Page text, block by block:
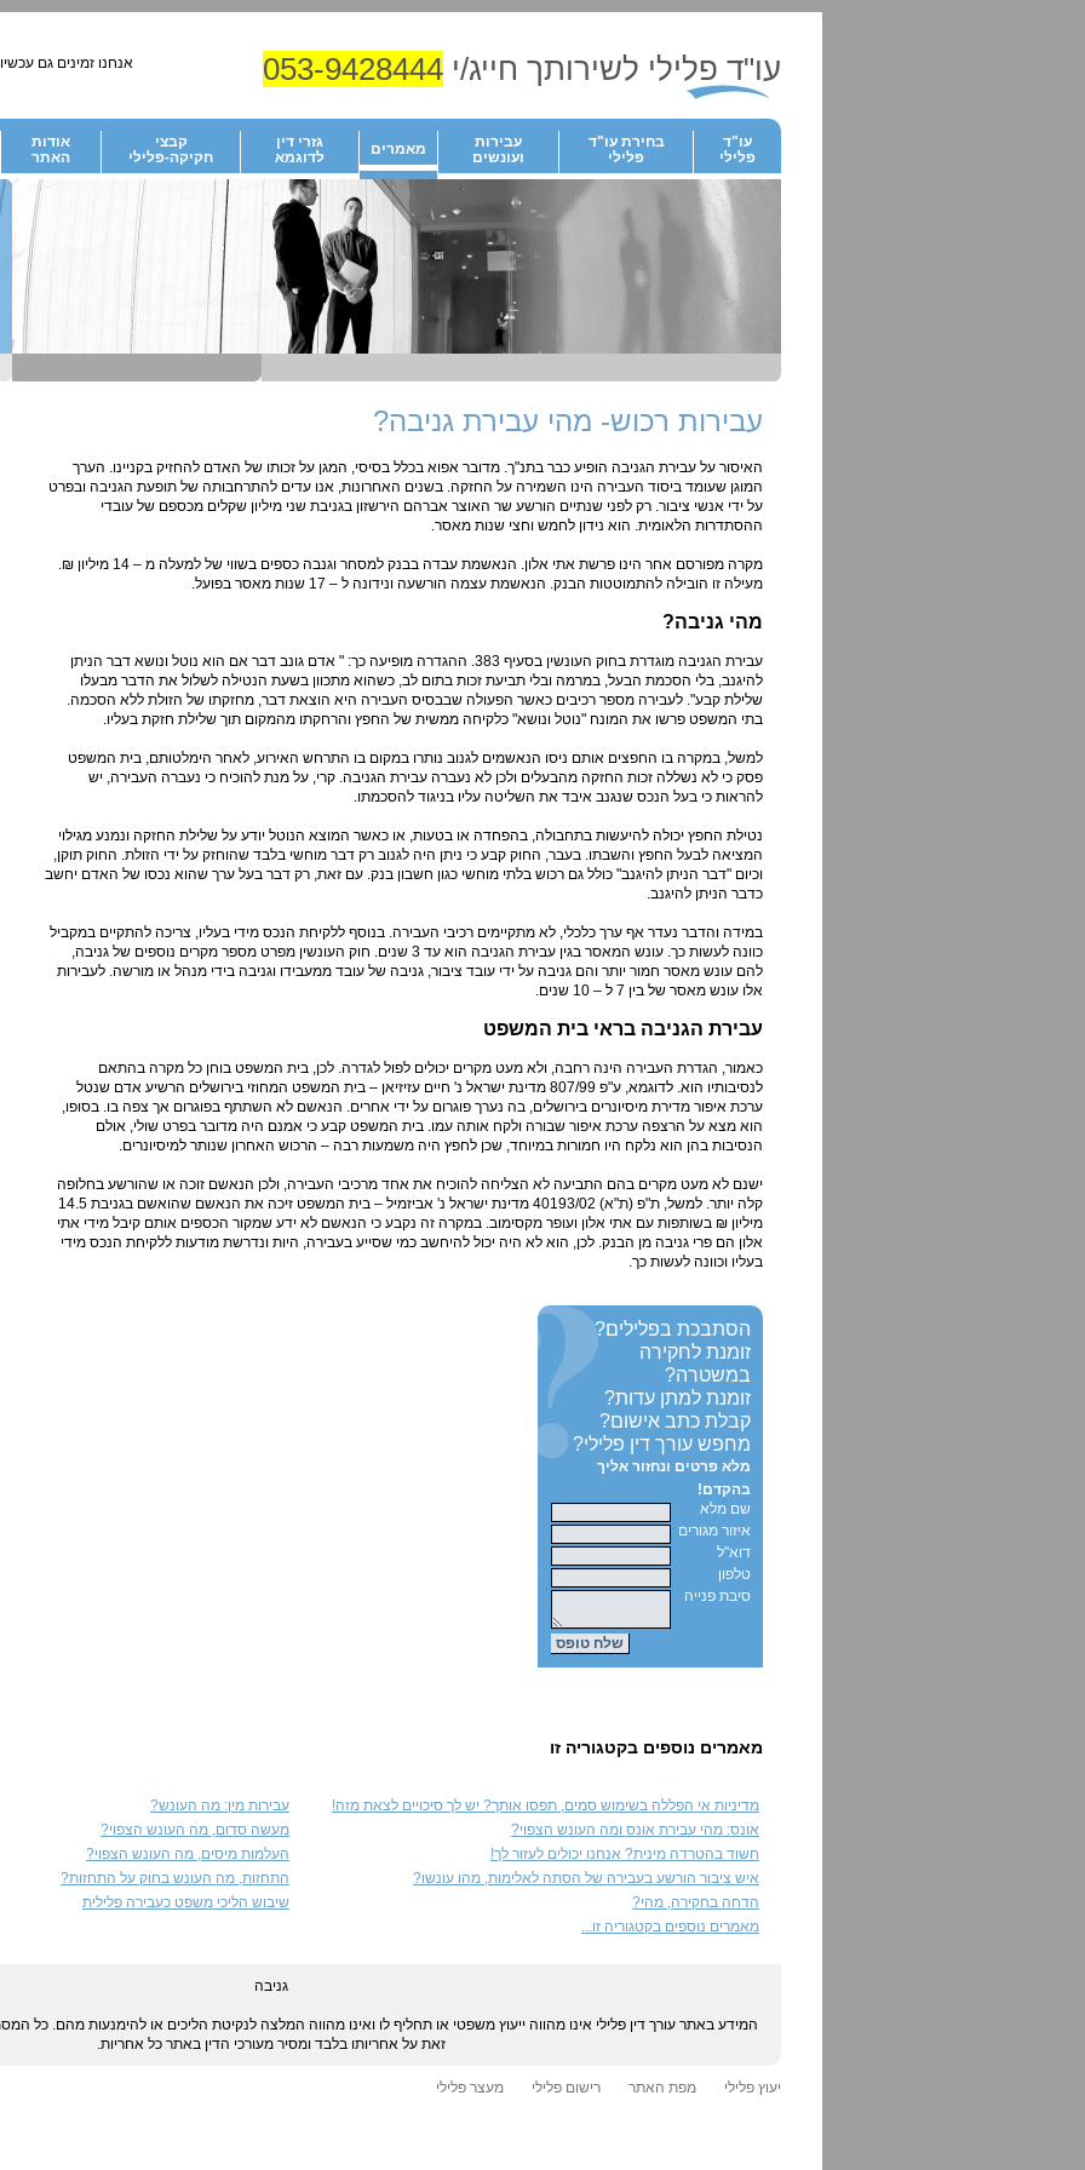
עו"ד פלילי לשירותך חייג/י 053-9428444 אנחנו זמינים גם
עו"ד
פלילי
בחירת עו"ד
פלילי
עבירות
ועונשים
מאמרים
גזרי דין
לדוגמא
קבצי
חקיקה-פלילי
אודות
האתר
עבירות רכוש- מהי עבירת גניבה?
האיסור על עבירת הגניבה הופיע כבר בתנ"ך. מדובר אפוא בכלל בסיסי, המגן על זכותו של האדם להחזיק בקניינו. הערך
המוגן שעומד ביסוד העבירה הינו השמירה על החזקה. בשנים האחרונות, אנו עדים להתרחבותה של תופעת הגניבה ובפרט
על ידי אנשי ציבור. רק לפני שנתיים הורשע שר האוצר אברהם הירשזון בגניבת שני מיליון שקלים מכספם של עובדי
ההסתדרות הלאומית. הוא נידון לחמש וחצי שנות מאסר.
מקרה מפורסם אחר הינו פרשת אתי אלון. הנאשמת עבדה בבנק למסחר וגנבה כספים בשווי של למעלה מ – 14 מיליון ₪.
מעילה זו הובילה להתמוטטות הבנק. הנאשמת עצמה הורשעה ונידונה ל – 17 שנות מאסר בפועל.
מהי גניבה?
עבירת הגניבה מוגדרת בחוק העונשין בסעיף 383. ההגדרה מופיעה כך: " אדם גונב דבר אם הוא נוטל ונושא דבר הניתן
להיגנב, בלי הסכמת הבעל, במרמה ובלי תביעת זכות בתום לב, כשהוא מתכוון בשעת הנטילה לשלול את הדבר מבעלו
שלילת קבע". לעבירה מספר רכיבים כאשר הפעולה שבבסיס העבירה היא הוצאת דבר, מחזקתו של הזולת ללא הסכמה.
בתי המשפט פרשו את המונח "נוטל ונושא" כלקיחה ממשית של החפץ והרחקתו מהמקום תוך שלילת חזקת בעליו.
למשל, במקרה בו החפצים אותם ניסו הנאשמים לגנוב נותרו במקום בו התרחש האירוע, לאחר הימלטותם, בית המשפט
פסק כי לא נשללה זכות החזקה מהבעלים ולכן לא נעברה עבירת הגניבה. קרי, על מנת להוכיח כי נעברה העבירה, יש
להראות כי בעל הנכס שנגנב איבד את השליטה עליו בניגוד להסכמתו.
נטילת החפץ יכולה להיעשות בתחבולה, בהפחדה או בטעות, או כאשר המוצא הנוטל יודע על שלילת החזקה ונמנע מגילוי
המציאה לבעל החפץ והשבתו. בעבר, החוק קבע כי ניתן היה לגנוב רק דבר מוחשי בלבד שהוחזק על ידי הזולת. החוק תוקן,
וכיום "דבר הניתן להיגנב" כולל גם רכוש בלתי מוחשי כגון חשבון בנק. עם זאת, רק דבר בעל ערך שהוא נכסו של האדם יחשב
כדבר הניתן להיגנב.
במידה והדבר נעדר אף ערך כלכלי, לא מתקיימים רכיבי העבירה. בנוסף ללקיחת הנכס מידי בעליו, צריכה להתקיים במקביל
כוונה לעשות כך. עונש המאסר בגין עבירת הגניבה הוא עד 3 שנים. חוק העונשין מפרט מספר מקרים נוספים של גניבה,
להם עונש מאסר חמור יותר והם גניבה על ידי עובד ציבור, גניבה של עובד ממעבידו וגניבה בידי מנהל או מורשה. לעבירות
אלו עונש מאסר של בין 7 ל – 10 שנים.
עבירת הגניבה בראי בית המשפט
כאמור, הגדרת העבירה הינה רחבה, ולא מעט מקרים יכולים לפול לגדרה. לכן, בית המשפט בוחן כל מקרה בהתאם
לנסיבותיו הוא. לדוגמא, ע"פ 807/99 מדינת ישראל נ' חיים עזיזיאן – בית המשפט המחוזי בירושלים הרשיע אדם שנטל
ערכת איפור מדירת מיסיונרים בירושלים, בה נערך פוגרום על ידי אחרים. הנאשם לא השתתף בפוגרום אך צפה בו. בסופו,
הוא מצא על הרצפה ערכת איפור שבורה ולקח אותה עמו. בית המשפט קבע כי אמנם היה מדובר בפרט שולי, אולם
הנסיבות בהן הוא נלקח היו חמורות במיוחד, שכן לחפץ היה משמעות רבה – הרכוש האחרון שנותר למיסיונרים.
ישנם לא מעט מקרים בהם התביעה לא הצליחה להוכיח את אחד מרכיבי העבירה, ולכן הנאשם זוכה או שהורשע בחלופה
קלה יותר. למשל, ת"פ (ת"א) 40193/02 מדינת ישראל נ' אביזמיל – בית המשפט זיכה את הנאשם שהואשם בגניבת 14.5
מיליון ₪ בשותפות עם אתי אלון ועופר מקסימוב. במקרה זה נקבע כי הנאשם לא ידע שמקור הכספים אותם קיבל מידי אתי
אלון הם פרי גניבה מן הבנק. לכן, הוא לא היה יכול להיחשב כמי שסייע בעבירה, היות ונדרשת מודעות ללקיחת הנכס מידי
בעליו וכוונה לעשות כך.
הסתבכת בפלילים?
זומנת לחקירה
במשטרה?
זומנת למתן עדות?
קבלת כתב אישום?
מחפש עורך דין פלילי?
מלא פרטים ונחזור אליך
בהקדם!
שם מלא
איזור מגורים
דוא"ל
טלפון
סיבת פנייה
מאמרים נוספים בקטגוריה זו
מדיניות אי הפללה בשימוש סמים, תפסו אותך? יש לך סיכויים לצאת מזה!
עבירות מין: מה העונש?
אונס: מהי עבירת אונס ומה העונש הצפוי?
מעשה סדום, מה העונש הצפוי?
חשוד בהטרדה מינית? אנחנו יכולים לעזור לך!
העלמות מיסים, מה העונש הצפוי?
איש ציבור הורשע בעבירה של הסתה לאלימות, מהו עונשו?
התחזות, מה העונש בחוק על התחזות?
הדחה בחקירה, מהי?
שיבוש הליכי משפט כעבירה פלילית
מאמרים נוספים בקטגוריה זו...
גניבה
המידע באתר עורך דין פלילי אינו מהווה ייעוץ משפטי או תחליף לו ואינו מהווה המלצה לנקיטת הליכים או להימנעות מהם. כל
זאת על אחריותו בלבד ומסיר מעורכי הדין באתר כל אחריות.
יעוץ פלילי מפת האתר רישום פלילי מעצר פלילי